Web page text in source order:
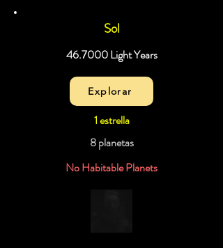
Sol
46.7000 Light Years
Explorar
1 estrella
8 planetas
No Habitable Planets